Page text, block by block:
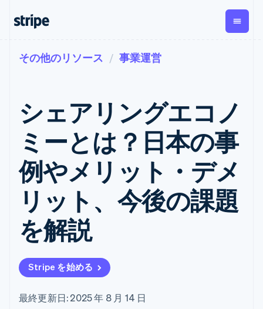
支払い
オンライン決
済
Managed
Payments
マーチャント
オブレコード
ソリューショ
ン
Payment links
コーディング
不要の決済ペ
ージ
Checkout
構築済み決済
UI
Elements
ポーネント
決済手段
済手段を利用
収益
経常収益
Metronome
従量課金
サブスクリ
プション
サブスクリ
プションの
Invoicing
1 回限りまた
は継続
Recognition
自動化
Global
第三者
への入
金
ットプ
イス
プラッ
フォー
築
企業規模別
ユースケース別
エージェンティックコマ
ース
E コマース / ECサイト
埋込型金融
請求・財務関連
グローバルビジネス
アプリ内決済
マーケットプレイス
プラットフォーム
SaaS
ドキュメント
ライブラリと SDK
Stripe Apps
ガイド
オンライン決済を受け付
け
構築済みの決済を実装
プラットフォームまたは
マーケットプレイスを構
築する
理
従量課金請求を提供
のカードを発行
エージェントによるサー
学ぶ
ガイド
サポート
サポートに問い合わせる
管理サポートプラン
プロフェッショナルサー
ビス
会社
製品ロードマップ
レンス
その他のリソース 事業運営
シェアリングエコノ
ミーとは？日本の事
例やメリット・デメ
リット、今後の課題
を解説
Stripe を始める
最終更新日: 2025 年 8 月 14 日